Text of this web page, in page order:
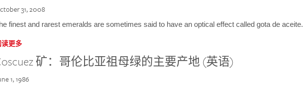
31, 2008
finest and rarest emeralds are sometimes said to have an optical effect called gota de aceite.
更多
矿：哥伦比亚祖母绿的主要产地 (英语)
1, 1986